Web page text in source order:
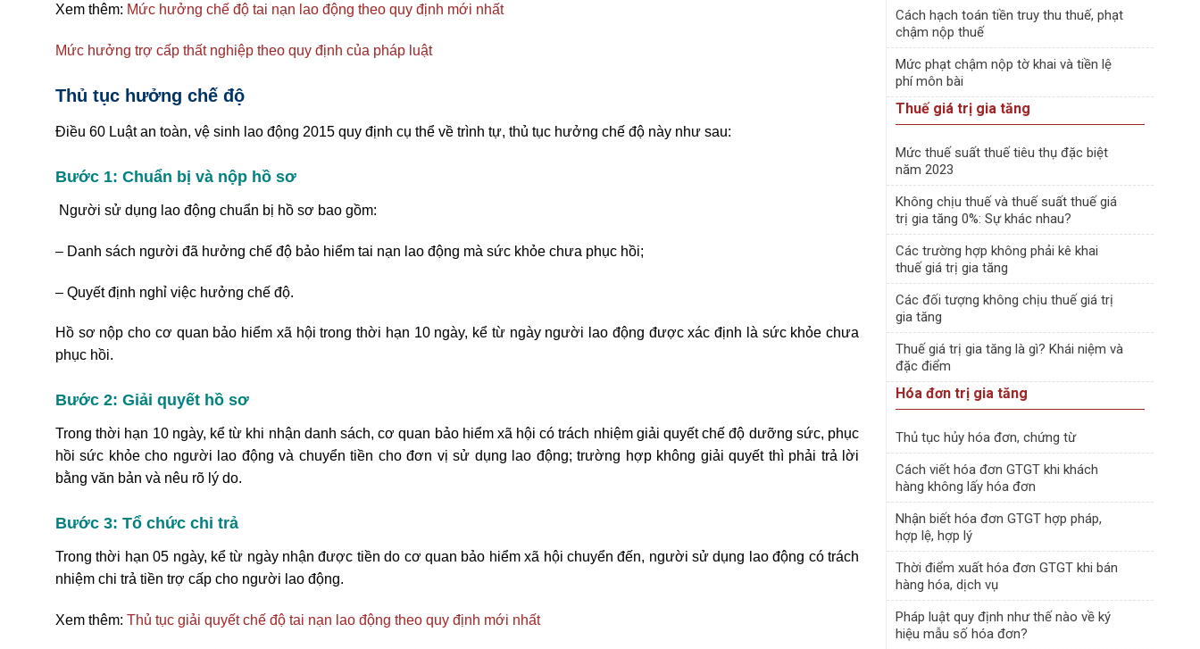
Xem thêm: Mức hưởng chế độ tai nạn lao động theo quy định mới nhất
Mức hưởng trợ cấp thất nghiệp theo quy định của pháp luật
Thủ tục hưởng chế độ
Điều 60 Luật an toàn, vệ sinh lao động 2015 quy định cụ thể về trình tự, thủ tục hưởng chế độ này như sau:
Bước 1: Chuẩn bị và nộp hồ sơ
Người sử dụng lao động chuẩn bị hồ sơ bao gồm:
– Danh sách người đã hưởng chế độ bảo hiểm tai nạn lao động mà sức khỏe chưa phục hồi;
– Quyết định nghỉ việc hưởng chế độ.
Hồ sơ nộp cho cơ quan bảo hiểm xã hội trong thời hạn 10 ngày, kể từ ngày người lao động được xác định là sức khỏe chưa
phục hồi.
Bước 2: Giải quyết hồ sơ
Trong thời hạn 10 ngày, kể từ khi nhận danh sách, cơ quan bảo hiểm xã hội có trách nhiệm giải quyết chế độ dưỡng sức, phục
hồi sức khỏe cho người lao động và chuyển tiền cho đơn vị sử dụng lao động; trường hợp không giải quyết thì phải trả lời
bằng văn bản và nêu rõ lý do.
Bước 3: Tổ chức chi trả
Trong thời hạn 05 ngày, kể từ ngày nhận được tiền do cơ quan bảo hiểm xã hội chuyển đến, người sử dụng lao động có trách
nhiệm chi trả tiền trợ cấp cho người lao động.
Xem thêm: Thủ tục giải quyết chế độ tai nạn lao động theo quy định mới nhất
Cách hạch toán tiền truy thu thuế, phạt
chậm nộp thuế
Mức phạt chậm nộp tờ khai và tiền lệ
phí môn bài
Thuế giá trị gia tăng
Mức thuế suất thuế tiêu thụ đặc biệt
năm 2023
Không chịu thuế và thuế suất thuế giá
trị gia tăng 0%: Sự khác nhau?
Các trường hợp không phải kê khai
thuế giá trị gia tăng
Các đối tượng không chịu thuế giá trị
gia tăng
Thuế giá trị gia tăng là gì? Khái niệm và
đặc điểm
Hóa đơn trị gia tăng
Thủ tục hủy hóa đơn, chứng từ
Cách viết hóa đơn GTGT khi khách
hàng không lấy hóa đơn
Nhận biết hóa đơn GTGT hợp pháp,
hợp lệ, hợp lý
Thời điểm xuất hóa đơn GTGT khi bán
hàng hóa, dịch vụ
Pháp luật quy định như thế nào về ký
hiệu mẫu số hóa đơn?